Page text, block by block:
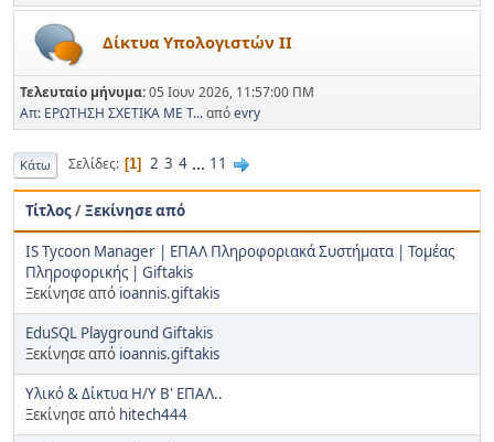
Δίκτυα Υπολογιστών ΙΙ
Τελευταίο μήνυμα:05 Ιουν 2026, 11:57:00 ΠΜ
Απ: ΕΡΩΤΗΣΗ ΣΧΕΤΙΚΑ ΜΕ Τ...απόevry
Κάτω Σελίδες 1 2 3 4 ... 11
Τίτλος/Ξεκίνησε από
IS Tycoon Manager | ΕΠΑΛ Πληροφοριακά Συστήματα | Τομέας
Πληροφορικής | Giftakis
Ξεκίνησε από ioannis.giftakis
EduSQL Playground Giftakis
Ξεκίνησε από ioannis.giftakis
Υλικό & Δίκτυα Η/Υ Β' ΕΠΑΛ..
Ξεκίνησε από hitech444